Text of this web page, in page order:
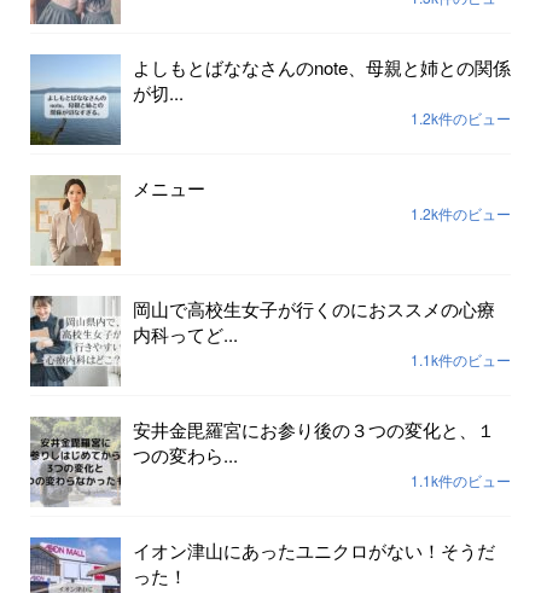
よしもとばななさんのnote、母親と姉との関係
が切...
1.2k件のビュー
メニュー
1.2k件のビュー
岡山で高校生女子が行くのにおススメの心療
内科ってど...
1.1k件のビュー
安井金毘羅宮にお参り後の３つの変化と、１
つの変わら...
1.1k件のビュー
イオン津山にあったユニクロがない！そうだ
った！